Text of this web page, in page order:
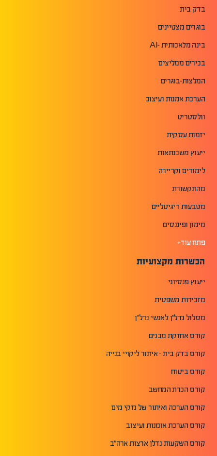
בדק בית
בוגרים מצטיינים
בינה מלאכותית -AI
בכירים ממליצים
המלצות-בוגרים
הערכת אמנות ועיצוב
וולסטריט
יזמות עסקית
ייעוץ משכנתאות
לימודים וקריירה
מהתקשורת
מטבעות דיגיטליים
מימון ופיננסים
פתח עוד+
הכשרות מקצועיות
ייעוץ פנסיוני
מזכירות משפטית
מסלול נדל"ן לאנשי נדל"ן
קורס אחזקת מבנים
קורס בדק בית - איתור ליקויי בנייה
קורס ביטוח
קורס הכרת המחשב
קורס הערכה ואיתור של נזקי מים
קורס הערכת אומנות ועיצוב
קורס השקעות נדלן ארצות ארה"ב